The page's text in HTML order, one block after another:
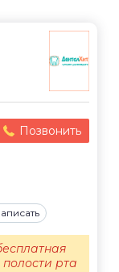
Позвонить
рта